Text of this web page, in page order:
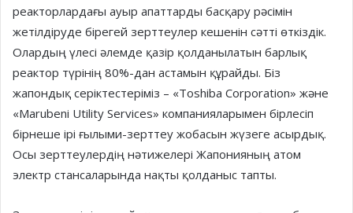
реактор­лар­дағы ауыр апаттарды бас­қару рәсімін
жетілдіруде біре­гей зерттеулер кешенін сәтті өткіздік.
Олардың үлесі әлемде қазір қолданылатын барлық
реактор түрінің 80%-дан астамын құрайды. Біз
жапондық серік­тестеріміз – «Toshiba Corporation» және
«Marubeni Utility Services» компанияларымен бір­лесіп
бірнеше ірі ғылыми-зерт­теу жобасын жүзеге асырдық.
Осы зерттеулердің нәтижелері Жапо­ния­ның атом
электр стансаларында нақты қолданыс тапты.